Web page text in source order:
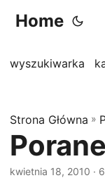
Home
wyszukiwarka
Strona Główna »
kwietnia 18, 2010 ·